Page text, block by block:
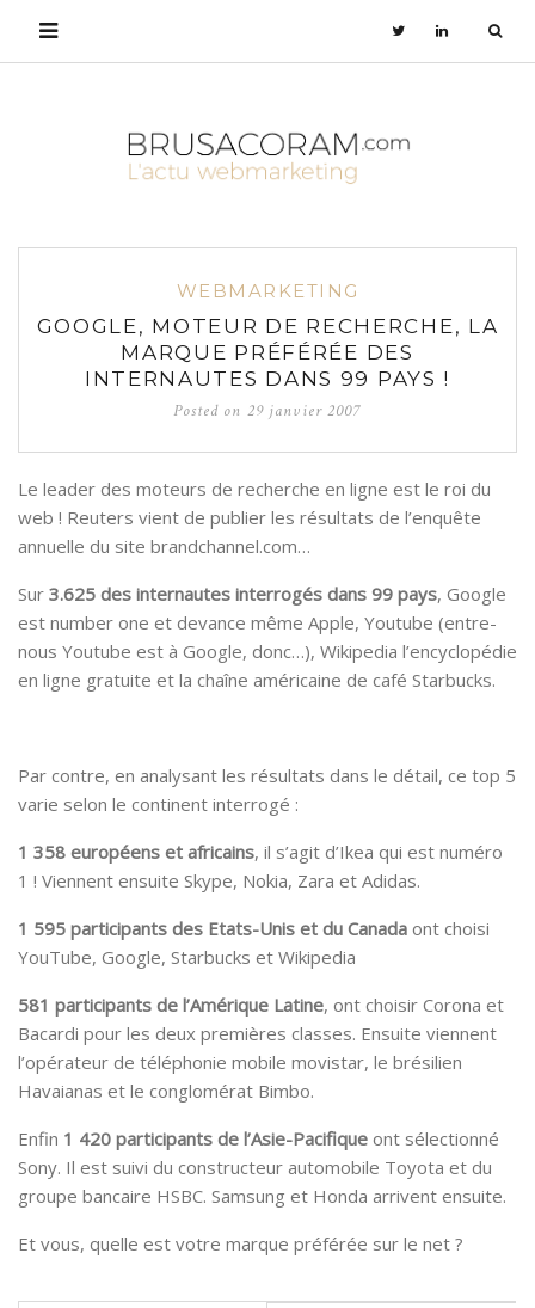
WEBMARKETING
GOOGLE, MOTEUR DE RECHERCHE, LA
MARQUE PRÉFÉRÉE DES
INTERNAUTES DANS 99 PAYS !
Posted on 29 janvier 2007
Le leader des moteurs de recherche en ligne est le roi du
web ! Reuters vient de publier les résultats de l’enquête
annuelle du site brandchannel.com…
Sur 3.625 des internautes interrogés dans 99 pays, Google
est number one et devance même Apple, Youtube (entre-
nous Youtube est à Google, donc…), Wikipedia l’encyclopédie
en ligne gratuite et la chaîne américaine de café Starbucks.
Par contre, en analysant les résultats dans le détail, ce top 5
varie selon le continent interrogé :
1 358 européens et africains, il s’agit d’Ikea qui est numéro
1 ! Viennent ensuite Skype, Nokia, Zara et Adidas.
1 595 participants des Etats-Unis et du Canada ont choisi
YouTube, Google, Starbucks et Wikipedia
581 participants de l’Amérique Latine, ont choisir Corona et
Bacardi pour les deux premières classes. Ensuite viennent
l’opérateur de téléphonie mobile movistar, le brésilien
Havaianas et le conglomérat Bimbo.
Enfin 1 420 participants de l’Asie-Pacifique ont sélectionné
Sony. Il est suivi du constructeur automobile Toyota et du
groupe bancaire HSBC. Samsung et Honda arrivent ensuite.
Et vous, quelle est votre marque préférée sur le net ?